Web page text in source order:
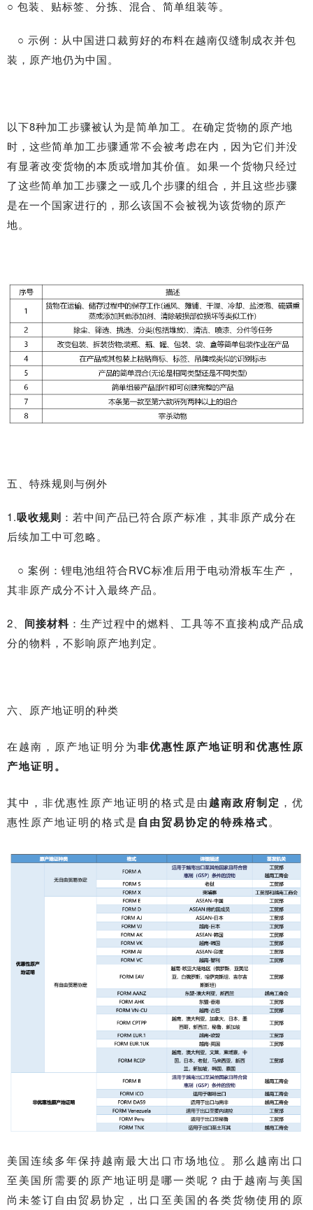
○ 包装、贴标签、分拣、混合、简单组装等。
○ 示例：从中国进口裁剪好的布料在越南仅缝制成衣并包
装，原产地仍为中国。
以下8种加工步骤被认为是简单加工。在确定货物的原产地
时，这些简单加工步骤通常不会被考虑在内，因为它们并没
有显著改变货物的本质或增加其价值。如果一个货物只经过
了这些简单加工步骤之一或几个步骤的组合，并且这些步骤
是在一个国家进行的，那么该国不会被视为该货物的原产
地。
五、特殊规则与例外
1.吸收规则 ：若中间产品已符合原产标准，其非原产成分在
后续加工中可忽略。
○ 案例：锂电池组符合RVC标准后用于电动滑板车生产，
其非原产成分不计入最终产品。
2、 间接材料 ：生产过程中的燃料、工具等不直接构成产品成
分的物料，不影响原产地判定。
六、原产地证明的种类
在越南，原产地证明分为非优惠性原产地证明和优惠性原
产地证明。
其中，非优惠性原产地证明的格式是由越南政府制定 ，优
惠性原产地证明的格式是 自由贸易协定的特殊格式。
美国连续多年保持越南最大出口市场地位。那么越南出口
至美国所需要的原产地证明是哪一类呢？ 由于越南与美国
尚未签订自由贸易协定，出口至美国的各类货物使用的原